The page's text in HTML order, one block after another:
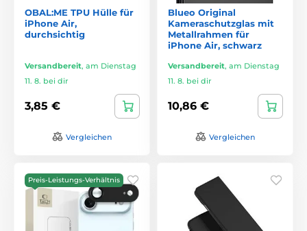
OBAL:ME TPU Hülle für
iPhone Air,
durchsichtig
Versandbereit, am Dienstag
11. 8. bei dir
3,85 €
Vergleichen
Blueo Original
Kameraschutzglas mit
Metallrahmen für
iPhone Air, schwarz
Versandbereit, am Dienstag
11. 8. bei dir
10,86 €
Vergleichen
Preis-Leistungs-Verhältnis